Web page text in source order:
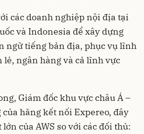
các doanh nghiệp nội địa tại
và Indonesia để xây dựng
ngữ tiếng bản địa, phục vụ lĩnh
lẻ, ngân hàng và cả lĩnh vực
Giám đốc khu vực châu Á –
hãng kết nối Expereo, đây
của AWS so với các đối thủ: